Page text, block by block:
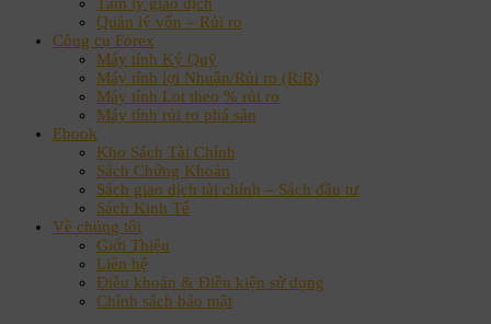
Quản lý vốn – Rủi ro
Công cụ Forex
Máy tính Ký Quỹ
Máy tính lợi Nhuận/Rủi ro (R:R)
Máy tính Lot theo % rủi ro
Máy tính rủi ro phá sản
Ebook
Kho Sách Tài Chính
Sách Chứng Khoán
Sách giao dịch tài chính – Sách đầu tư
Sách Kinh Tế
Về chúng tôi
Giới Thiệu
Liên hệ
Điều khoản & Điều kiện sử dụng
Chính sách bảo mật